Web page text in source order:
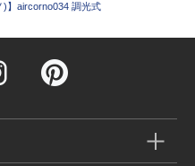
)】aircorno034 調光式